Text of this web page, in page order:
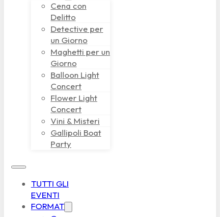
Cena con
Delitto
Detective per
un Giorno
Maghetti per un
Giorno
Balloon Light
Concert
Flower Light
Concert
Vini & Misteri
Gallipoli Boat
Party
TUTTI GLI
EVENTI
FORMAT